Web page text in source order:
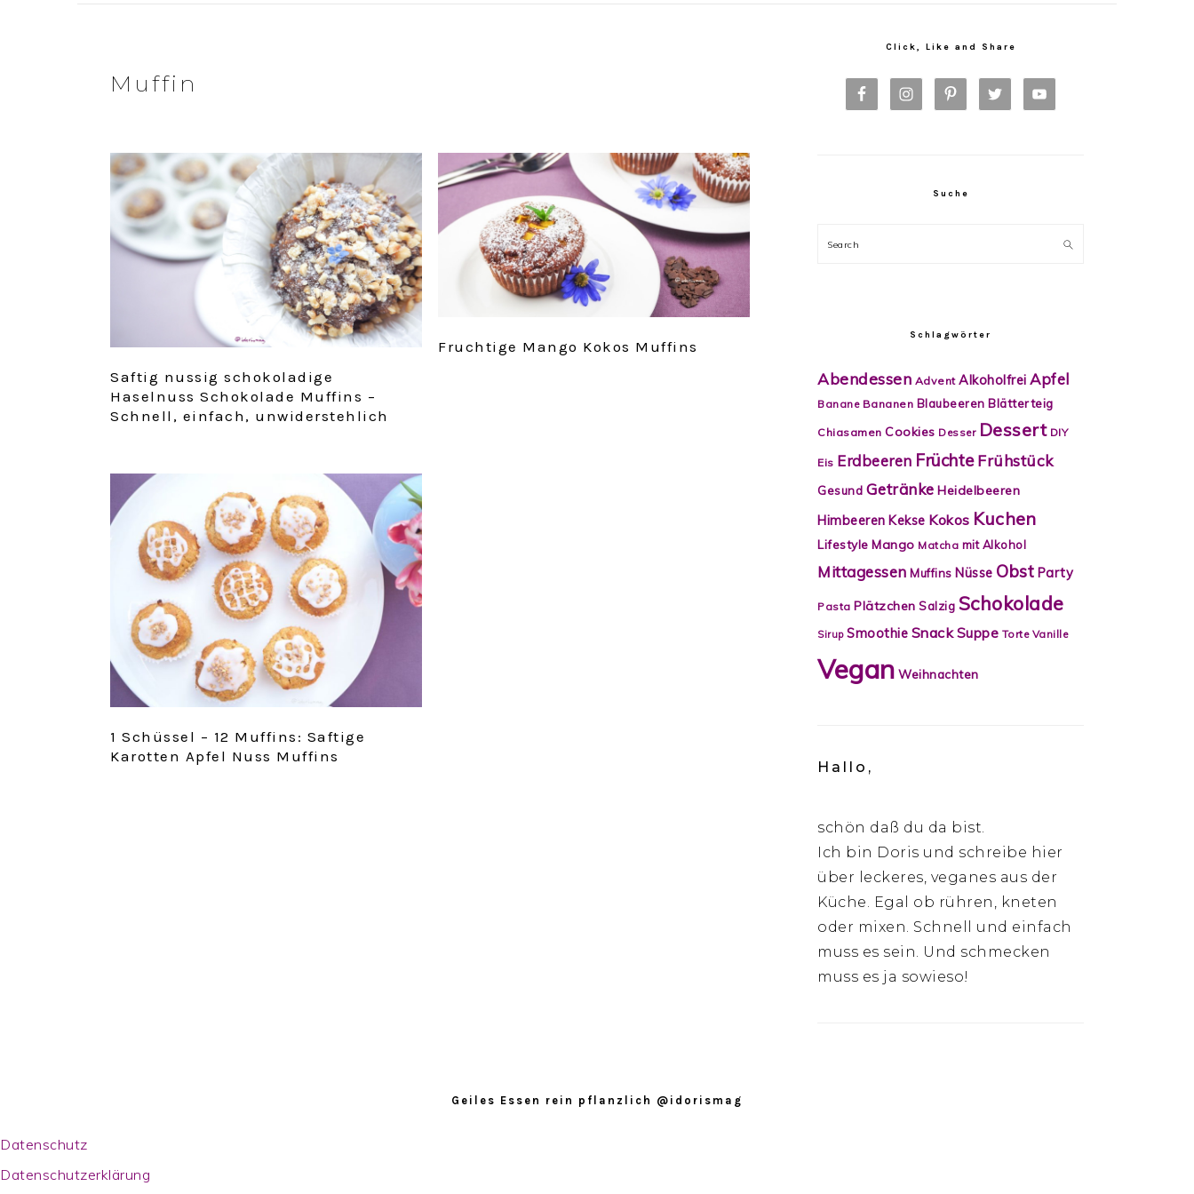
Muffin
Saftig nussig schokoladige
Haselnuss Schokolade Muffins –
Schnell, einfach, unwiderstehlich
Fruchtige Mango Kokos Muffins
1 Schüssel – 12 Muffins: Saftige
Karotten Apfel Nuss Muffins
Click, Like and Share
Suche
Search
Schlagwörter
Abendessen Advent Alkoholfrei Apfel
Banane Bananen Blaubeeren Blätterteig
Chiasamen Cookies Desser Dessert DIY
Eis Erdbeeren Früchte Frühstück
Gesund Getränke Heidelbeeren
Himbeeren Kekse Kokos Kuchen
Lifestyle Mango Matcha mit Alkohol
Mittagessen Muffins Nüsse Obst Party
Pasta Plätzchen Salzig Schokolade
Sirup Smoothie Snack Suppe Torte Vanille
Vegan Weihnachten
Hallo,
schön daß du da bist.
Ich bin Doris und schreibe hier
über leckeres, veganes aus der
Küche. Egal ob rühren, kneten
oder mixen. Schnell und einfach
muss es sein. Und schmecken
muss es ja sowieso!
Geiles Essen rein pflanzlich @idorismag
Datenschutz
Datenschutzerklärung